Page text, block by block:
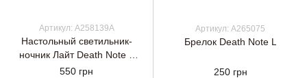
Артикул: A258139A
Настольный светильник-
ночник Лайт Death Note 7
цветов + USB
550 грн
Артикул: A265075
Брелок Death Note L
250 грн